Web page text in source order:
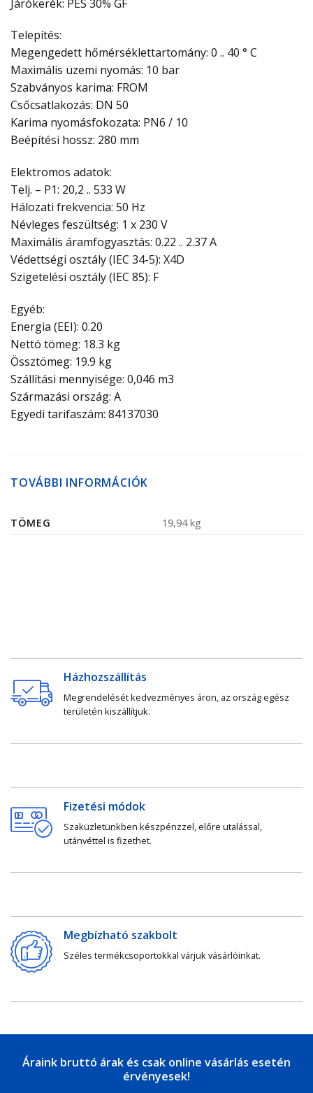
Járókerék: PES 30% GF
Telepítés:
Megengedett hőmérséklettartomány: 0 .. 40 ° C
Maximális üzemi nyomás: 10 bar
Szabványos karima: FROM
Csőcsatlakozás: DN 50
Karima nyomásfokozata: PN6 / 10
Beépítési hossz: 280 mm
Elektromos adatok:
Telj. – P1: 20,2 .. 533 W
Hálozati frekvencia: 50 Hz
Névleges feszültség: 1 x 230 V
Maximális áramfogyasztás: 0.22 .. 2.37 A
Védettségi osztály (IEC 34-5): X4D
Szigetelési osztály (IEC 85): F
Egyéb:
Energia (EEI): 0.20
Nettó tömeg: 18.3 kg
Össztömeg: 19.9 kg
Szállítási mennyisége: 0,046 m3
Származási ország: A
Egyedi tarifaszám: 84137030
TOVÁBBI INFORMÁCIÓK
TÖMEG 19,94 kg
Házhozszállítás
Megrendelését kedvezményes áron, az ország egész
területén kiszállítjuk.
Fizetési módok
Szaküzletünkben készpénzzel, előre utalással,
utánvéttel is fizethet.
Megbízható szakbolt
Széles termékcsoportokkal várjuk vásárlóinkat.
Áraink bruttó árak és csak online vásárlás esetén
érvényesek!